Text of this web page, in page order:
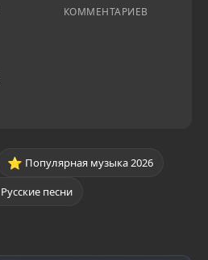
КОММЕНТАРИЕВ
⭐ Популярная музыка 2026
Русские песни